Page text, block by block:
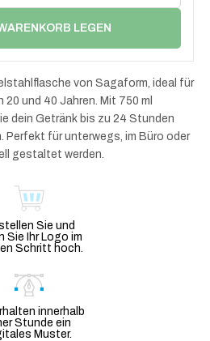
LEGEN
von Sagaform, ideal für
und 40 Jahren. Mit 750 ml
dein Getränk bis zu 24 Stunden
Perfekt für unterwegs, im Büro oder
gestaltet werden.
Sie und
Sie Ihr Logo im
Schritt hoch.
innerhalb
Stunde ein
Muster.